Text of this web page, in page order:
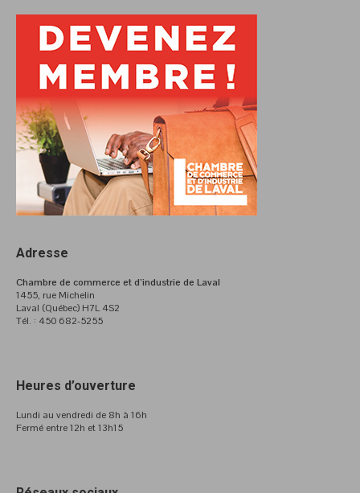
Adresse
Chambre de commerce et d’industrie de Laval
1455, rue Michelin
Laval (Québec) H7L 4S2
Tél. : 450 682-5255
Heures d’ouverture
Lundi au vendredi de 8h à 16h
Fermé entre 12h et 13h15